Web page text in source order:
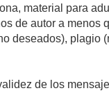
material para
de autor a menos
deseados), plagio
de los